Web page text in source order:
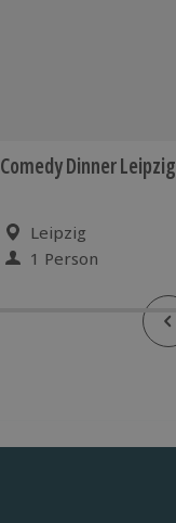
Comedy Dinner Leipzig
Leipzig
1 Person